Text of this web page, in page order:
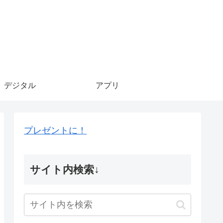
デジタル アプリ
プレゼントに！
サイト内検索↓